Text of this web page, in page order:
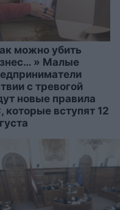
можно убить
» Малые
с тревогой
новые правила
которые вступят 12